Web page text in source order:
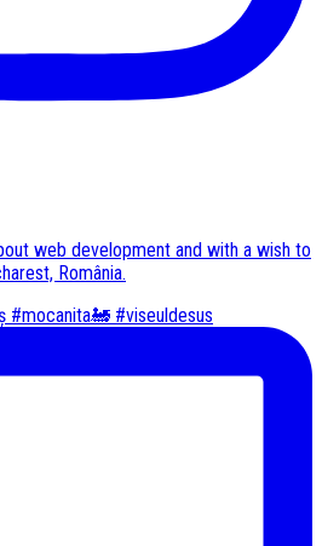
web development and with a wish to
România.
#mocanita🚂 #viseuldesus